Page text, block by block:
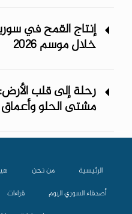
خلال موسم 2026
رحلة إلى قلب
مشتى الحلو وأعماق
الرئيسية من نحن
أصدقاء السوري اليوم
قراءات